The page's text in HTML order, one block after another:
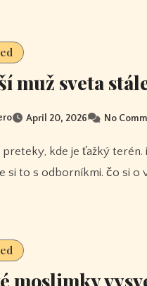
muž sveta
April 20, 2026 No
si to s odborníkmi. čo si o
moslimky